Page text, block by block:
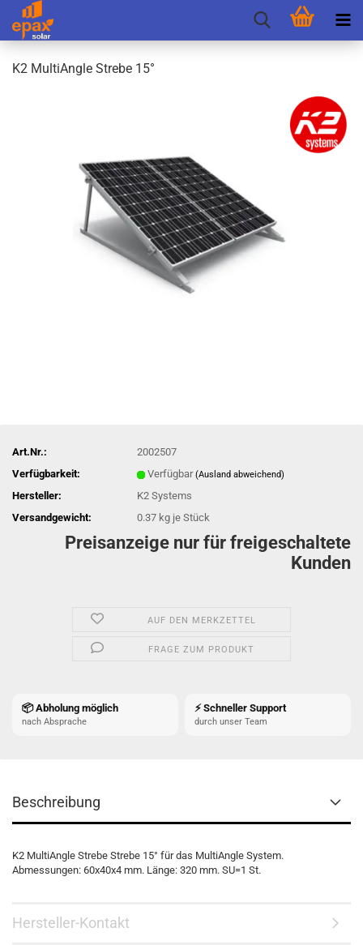
K2 Mul­tiAng­le Stre­be 15°
Art.Nr.:
2002507
Verfügbarkeit:
Verfügbar(Ausland abweichend)
Hersteller:
K2 Systems
Versandgewicht:
0.37 kg je Stück
Preisanzeige nur für freigeschaltete
Kunden
AUF DEN MERKZETTEL
FRAGE ZUM PRODUKT
📦 Abholung möglich
nach Absprache
⚡ Schneller Support
durch unser Team
Beschreibung
K2 MultiAngle Strebe Strebe 15° für das MultiAngle System.
Abmessungen: 60x40x4 mm. Länge: 320 mm. SU=1 St.
Hersteller-Kontakt